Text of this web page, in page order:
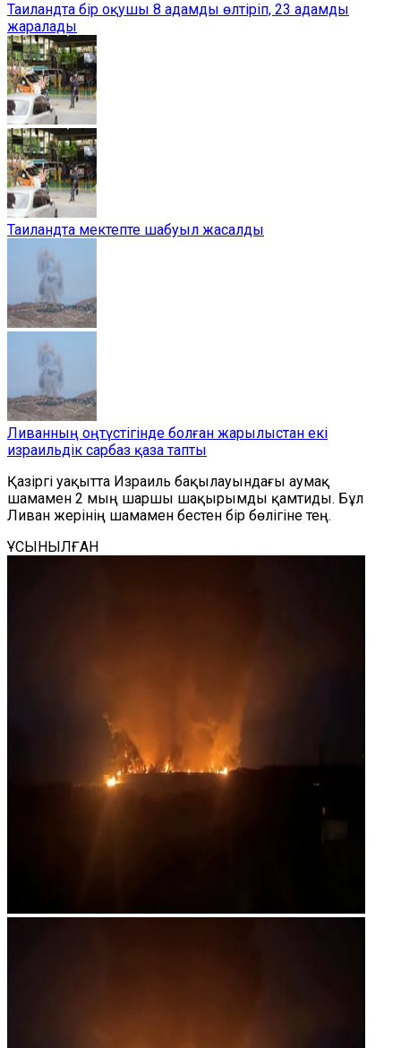
Таиландта бір оқушы 8 адамды өлтіріп, 23 адамды
жаралады
Таиландта мектепте шабуыл жасалды
Ливанның оңтүстігінде болған жарылыстан екі
израильдік сарбаз қаза тапты
Қазіргі уақытта Израиль бақылауындағы аумақ
шамамен 2 мың шаршы шақырымды қамтиды. Бұл
Ливан жерінің шамамен бестен бір бөлігіне тең.
ҰСЫНЫЛҒАН